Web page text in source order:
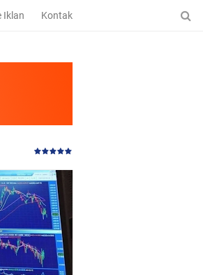
Iklan Kontak